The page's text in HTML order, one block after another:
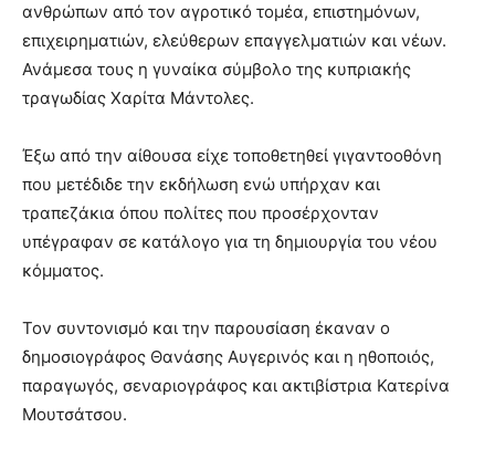
ανθρώπων από τον αγροτικό τομέα, επιστημόνων,
επιχειρηματιών, ελεύθερων επαγγελματιών και νέων.
Ανάμεσα τους η γυναίκα σύμβολο της κυπριακής
τραγωδίας Χαρίτα Μάντολες.
Έξω από την αίθουσα είχε τοποθετηθεί γιγαντοοθόνη
που μετέδιδε την εκδήλωση ενώ υπήρχαν και
τραπεζάκια όπου πολίτες που προσέρχονταν
υπέγραφαν σε κατάλογο για τη δημιουργία του νέου
κόμματος.
Τον συντονισμό και την παρουσίαση έκαναν ο
δημοσιογράφος Θανάσης Αυγερινός και η ηθοποιός,
παραγωγός, σεναριογράφος και ακτιβίστρια Κατερίνα
Μουτσάτσου.